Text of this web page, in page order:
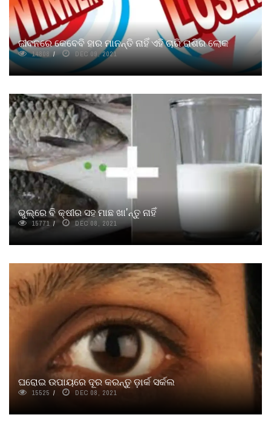
ଜୀବନରେ କେବେବି ହାର ମାନନ୍ତି ନାହିଁ ଏହି ଚାରି ରାଶିର ଲୋକ
14808 DEC 09, 2021
ଭୁଲ୍‌ରେ ବି କ୍ଷୀର ସହ ମାଛ ଖା'ନ୍ତୁ ନାହିଁ
15771 DEC 08, 2021
ଘରୋଇ ଉପାୟରେ ଦୂର କରନ୍ତୁ ଡ଼ାର୍କ ସର୍କଲ
15525 DEC 08, 2021